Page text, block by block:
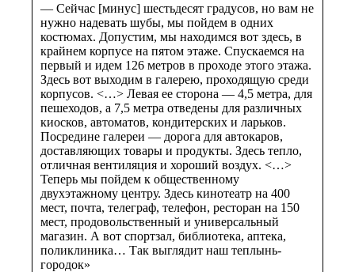
— Сейчас [минус] шестьдесят градусов, но вам не
нужно надевать шубы, мы пойдем в одних
костюмах. Допустим, мы находимся вот здесь, в
крайнем корпусе на пятом этаже. Спускаемся на
первый и идем 126 метров в проходе этого этажа.
Здесь вот выходим в галерею, проходящую среди
корпусов. <…> Левая ее сторона — 4,5 метра, для
пешеходов, а 7,5 метра отведены для различных
киосков, автоматов, кондитерских и ларьков.
Посредине галереи — дорога для автокаров,
доставляющих товары и продукты. Здесь тепло,
отличная вентиляция и хороший воздух. <…>
Теперь мы пойдем к общественному
двухэтажному центру. Здесь кинотеатр на 400
мест, почта, телеграф, телефон, ресторан на 150
мест, продовольственный и универсальный
магазин. А вот спортзал, библиотека, аптека,
поликлиника… Так выглядит наш теплынь-
городок»